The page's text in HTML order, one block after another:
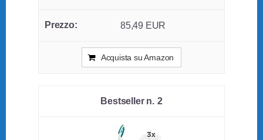
85,49 EUR
Acquista su Amazon
2